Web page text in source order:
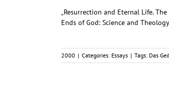
„Resurrection and Eternal Life.
Ends of God: Science and
2000 | Categories: Essays | Tags: Das